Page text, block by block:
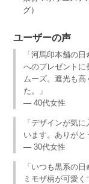
グ）
ユーザーの声
「河馬印本舗の
へのプレゼントに
ムーズ。遮光も高
た。」
— 40代女性
「デザインが気
います。ありがと
— 30代女性
「いつも黒系の
ミモザ柄が可愛く